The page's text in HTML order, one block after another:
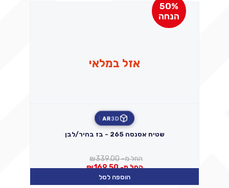
אזל במלאי
50%
הנחה
3D
AR
שטיח אסנסה 265 - בז בהיר/לבן
החל מ- ₪339.00
החל מ-
₪169.50
הוספה לסל